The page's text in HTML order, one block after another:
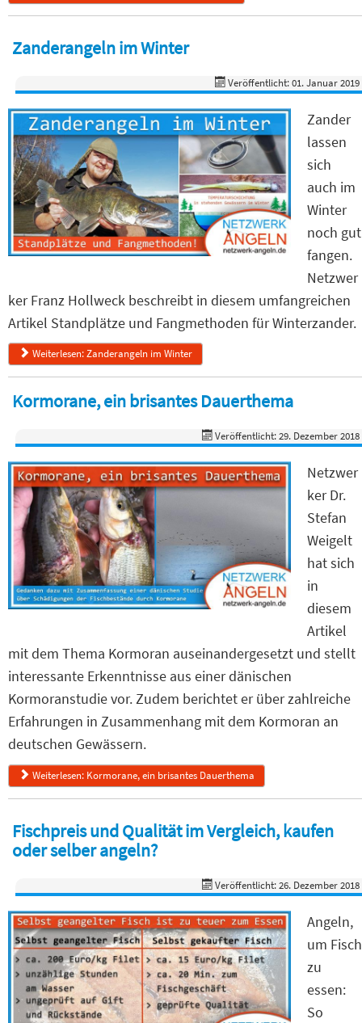
Zanderangeln im Winter
Veröffentlicht: 01. Januar 2019
Zander
lassen
sich
auch im
Winter
noch gut
fangen.
Netzwer
ker Franz Hollweck beschreibt in diesem umfangreichen
Artikel Standplätze und Fangmethoden für Winterzander.
Weiterlesen: Zanderangeln im Winter
Kormorane, ein brisantes Dauerthema
Veröffentlicht: 29. Dezember 2018
Netzwer
ker Dr.
Stefan
Weigelt
hat sich
in
diesem
Artikel
mit dem Thema Kormoran auseinandergesetzt und stellt
interessante Erkenntnisse aus einer dänischen
Kormoranstudie vor. Zudem berichtet er über zahlreiche
Erfahrungen in Zusammenhang mit dem Kormoran an
deutschen Gewässern.
Weiterlesen: Kormorane, ein brisantes Dauerthema
Fischpreis und Qualität im Vergleich, kaufen
oder selber angeln?
Veröffentlicht: 26. Dezember 2018
Angeln,
um Fisch
zu
essen:
So